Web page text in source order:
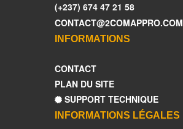
(+237) 674 47 21 58
CONTACT@2COMAPPRO.COM
INFORMATIONS
CONTACT
PLAN DU SITE
SUPPORT TECHNIQUE
INFORMATIONS LÉGALES